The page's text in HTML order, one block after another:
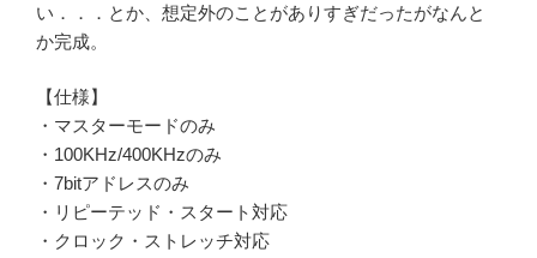
い．．．とか、想定外のことがありすぎだったがなんと
か完成。
【仕様】
・マスターモードのみ
・100KHz/400KHzのみ
・7bitアドレスのみ
・リピーテッド・スタート対応
・クロック・ストレッチ対応